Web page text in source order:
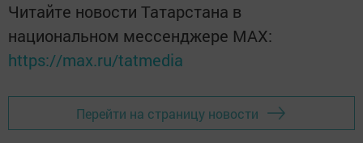
Читайте новости Татарстана в
национальном мессенджере MАХ:
https://max.ru/tatmedia
Перейти на страницу новости